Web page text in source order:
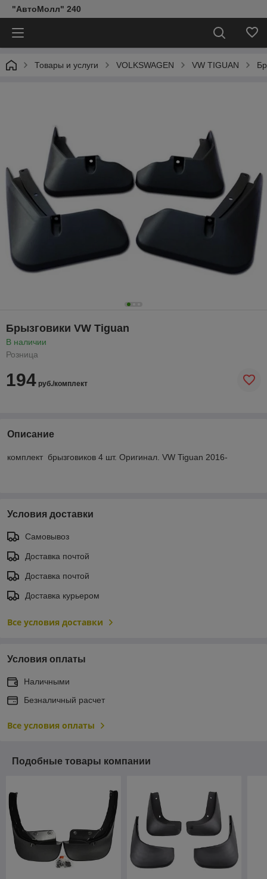
"АвтоМолл" 240
Товары и услуги VOLKSWAGEN VW TIGUAN
Брызговики VW Tiguan
В наличии
Розница
194 руб./комплект
Описание
комплект брызговиков 4 шт. Оригинал. VW Tiguan 2016-
Условия доставки
Самовывоз
Доставка почтой
Доставка почтой
Доставка курьером
Все условия доставки
Условия оплаты
Наличными
Безналичный расчет
Все условия оплаты
Подобные товары компании